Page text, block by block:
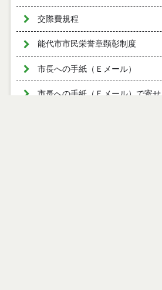
交際費規程
能代市市民栄誉章顕彰制度
市長への手紙（Ｅメール）
市長への手紙（Ｅメール）で寄